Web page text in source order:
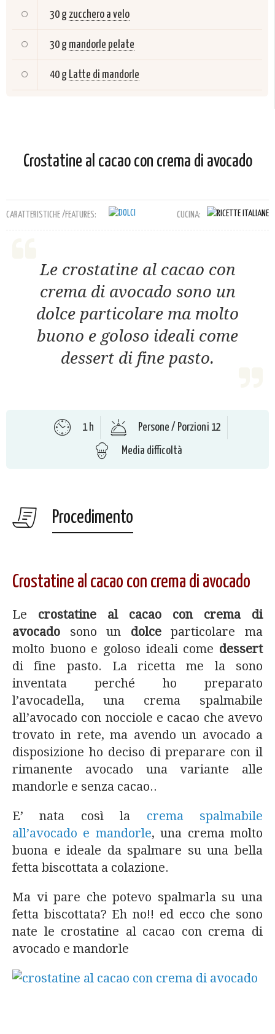
30 g zucchero a velo
30 g mandorle pelate
40 g Latte di mandorle
Crostatine al cacao con crema di avocado
CARATTERISTICHE /FEATURES: CUCINA:
Le crostatine al cacao con
crema di avocado sono un
dolce particolare ma molto
buono e goloso ideali come
dessert di fine pasto.
1 h
Persone / Porzioni 12
Media difficoltà
Procedimento
Crostatine al cacao con crema di avocado
Le crostatine al cacao con crema di
avocado sono un dolceparticolare ma
molto buono e goloso ideali come dessert
di fine pasto. La ricetta me la sono
inventata perché ho preparato
l’avocadella, una crema spalmabile
all’avocado con nocciole e cacao che avevo
trovato in rete, ma avendo un avocado a
disposizione ho deciso di preparare con il
rimanente avocado una variante alle
mandorle e senza cacao..
E’ nata così la crema spalmabile
all’avocado e mandorle, una crema molto
buona e ideale da spalmare su una bella
fetta biscottata a colazione.
Ma vi pare che potevo spalmarla su una
fetta biscottata? Eh no!! ed ecco che sono
nate le crostatine al cacao con crema di
avocado e mandorle